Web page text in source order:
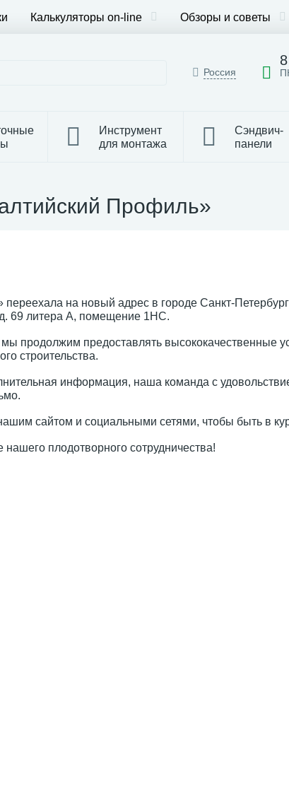
Калькуляторы on-line Обзоры и советы
Россия
Инструмент
для монтажа
Сэндвич-
панели
Профиль»
на новый адрес в городе Санкт-
69 литера А, помещение 1НС.
продолжим предоставлять высококачественные
строительства.
информация, наша команда с
сайтом и социальными сетями, чтобы быть в
плодотворного сотрудничества!